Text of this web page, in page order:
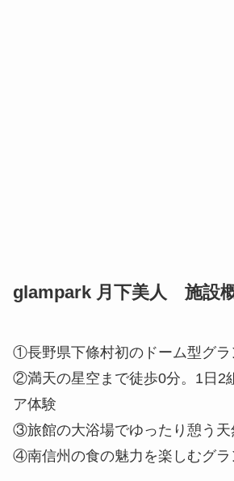
glampark 月下美人 施設
①長野県下條村初のドーム型グラ
②満天の星空まで徒歩0分。1日2
ア体験
③旅館の大浴場でゆったり憩う天
④南信州の食の魅力を楽しむグラ